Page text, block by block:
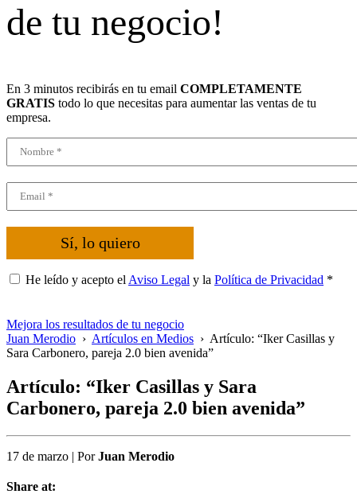
de tu negocio!
En 3 minutos recibirás en tu email COMPLETAMENTE
GRATIS todo lo que necesitas para aumentar las ventas de tu
empresa.
Sí, lo quiero
He leído y acepto el Aviso Legal y la Política de Privacidad *
Mejora los resultados de tu negocio
Juan Merodio › Artículos en Medios › Artículo: “Iker Casillas y
Sara Carbonero, pareja 2.0 bien avenida”
Artículo: “Iker Casillas y Sara
Carbonero, pareja 2.0 bien avenida”
17 de marzo | PorJuan Merodio
Share at: